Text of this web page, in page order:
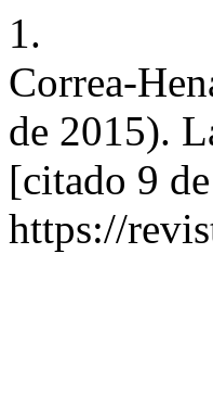
1.
Correa-
de 2015).
[citado 9
https://